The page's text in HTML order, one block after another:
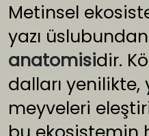
Metinsel
yazı
anatomisidir.
dalları yenilikte,
meyveleri